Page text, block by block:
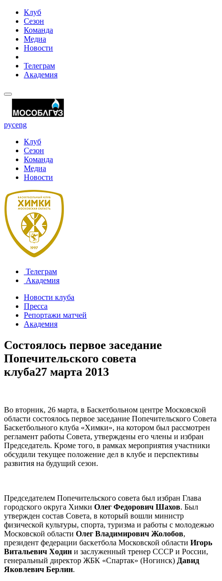
Клуб
Сезон
Команда
Медиа
Новости
Телеграм
Академия
русeng
Клуб
Сезон
Команда
Медиа
Новости
Телеграм
Академия
Новости клуба
Пресса
Репортажи матчей
Академия
Состоялось первое заседание
Попечительского совета
клуба27 марта 2013
Во вторник, 26 марта, в Баскетбольном центре Московской
области состоялось первое заседание Попечительского Совета
Баскетбольного клуба «Химки», на котором был рассмотрен
регламент работы Совета, утверждены его члены и избран
Председатель. Кроме того, в рамках мероприятия участники
обсудили текущее положение дел в клубе и перспективы
развития на будущий сезон.
Председателем Попечительского совета был избран Глава
городского округа Химки Олег Федорович Шахов. Был
утвержден состав Совета, в который вошли министр
физической культуры, спорта, туризма и работы с молодежью
Московской области Олег Владимирович Жолобов,
президент федерации баскетбола Московской области Игорь
Витальевич Ходин и заслуженный тренер СССР и России,
генеральный директор ЖБК «Спартак» (Ногинск) Давид
Яковлевич Берлин.